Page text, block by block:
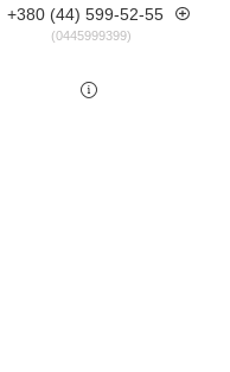
+380 (44) 599-52-55
0445999399